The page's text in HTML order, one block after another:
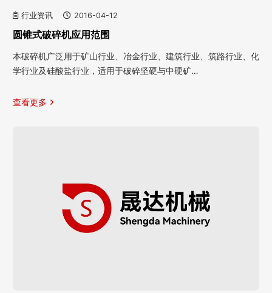
行业资讯 2016-04-12
圆锥式破碎机应用范围
本破碎机广泛用于矿山行业、冶金行业、建筑行业、筑路行业、化
学行业及硅酸盐行业，适用于破碎坚硬与中硬矿…
查看更多